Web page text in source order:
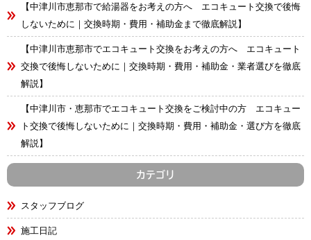
【中津川市恵那市で給湯器をお考えの方へ エコキュート交換で後悔
しないために｜交換時期・費用・補助金まで徹底解説】
【中津川市恵那市でエコキュート交換をお考えの方へ エコキュート
交換で後悔しないために｜交換時期・費用・補助金・業者選びを徹底
解説】
【中津川市・恵那市でエコキュート交換をご検討中の方 エコキュー
ト交換で後悔しないために｜交換時期・費用・補助金・選び方を徹底
解説】
カテゴリ
スタッフブログ
施工日記